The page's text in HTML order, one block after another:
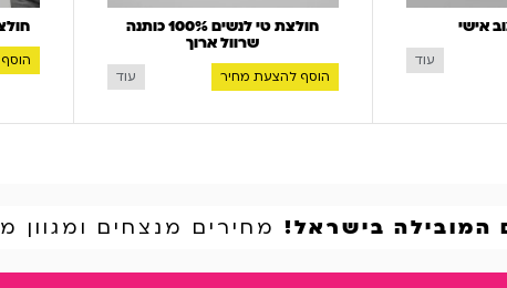
אישי
עוד
חולצת טי לנשים 100% כותנה
שרוול ארוך
הוסף להצעת מחיר עוד
המובילה בישראל! מחירים מנצחים ומגוון